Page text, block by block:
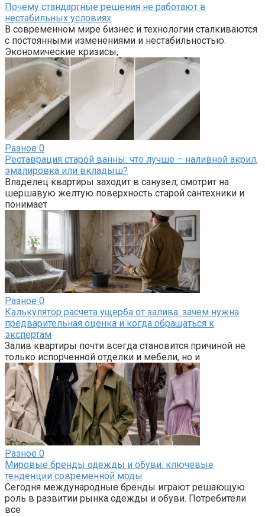
Почему стандартные решения не работают в
нестабильных условиях
В современном мире бизнес и технологии сталкиваются
с постоянными изменениями и нестабильностью.
Экономические кризисы,
Разное 0
Реставрация старой ванны: что лучше – наливной акрил,
эмалировка или вкладыш?
Владелец квартиры заходит в санузел, смотрит на
шершавую желтую поверхность старой сантехники и
понимает
Разное 0
Калькулятор расчета ущерба от залива: зачем нужна
предварительная оценка и когда обращаться к
экспертам
Залив квартиры почти всегда становится причиной не
только испорченной отделки и мебели, но и
Разное 0
Мировые бренды одежды и обуви: ключевые
тенденции современной моды
Сегодня международные бренды играют решающую
роль в развитии рынка одежды и обуви. Потребители
все